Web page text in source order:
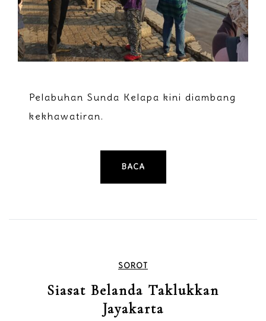
Pelabuhan Sunda Kelapa kini diambang
kekhawatiran.
BACA
SOROT
Siasat Belanda Taklukkan
Jayakarta